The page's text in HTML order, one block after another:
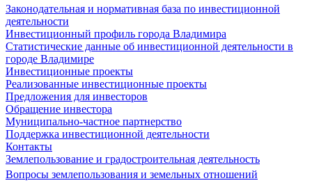
Законодательная и нормативная база по инвестиционной
деятельности
Инвестиционный профиль города Владимира
Статистические данные об инвестиционной деятельности в
городе Владимире
Инвестиционные проекты
Реализованные инвестиционные проекты
Предложения для инвесторов
Обращение инвестора
Муниципально-частное партнерство
Поддержка инвестиционной деятельности
Контакты
Землепользование и градостроительная деятельность
Вопросы землепользования и земельных отношений